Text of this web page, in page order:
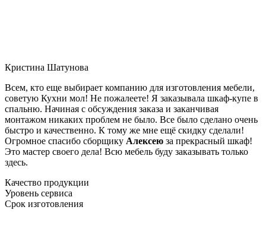
Кристина Шатунова
Всем, кто еще выбирает компанию для изготовления мебели,
советую Кухни мол! Не пожалеете! Я заказывала шкаф-купе в
спальню. Начиная с обсуждения заказа и заканчивая
монтажом никаких проблем не было. Все было сделано очень
быстро и качественно. К тому же мне ещё скидку сделали!
Огромное спасибо сборщику Алексею за прекрасный шкаф!
Это мастер своего дела! Всю мебель буду заказывать только
здесь.
Качество продукции
Уровень сервиса
Срок изготовления